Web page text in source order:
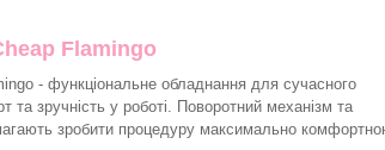
Flamingo
- функціональне обладнання для сучасного
та зручність у роботі. Поворотний механізм та
зробити процедуру максимально